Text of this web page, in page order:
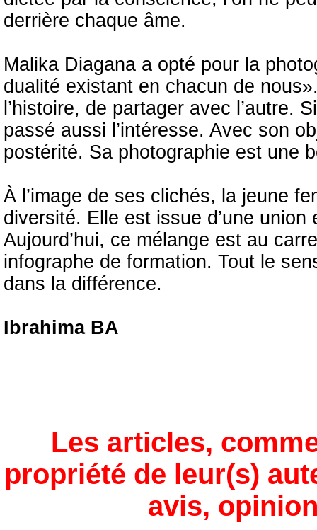
derrière chaque âme.
Malika Diagana a opté pour la
dualité existant en chacun de
l’histoire, de partager avec l’autre.
passé aussi l’intéresse. Avec son
postérité. Sa photographie est une
À l’image de ses clichés, la jeune
diversité. Elle est issue d’une
Aujourd’hui, ce mélange est au
infographe de formation. Tout le
dans la différence.
Ibrahima BA
Les articles,
propriété de leur(s)
avis,